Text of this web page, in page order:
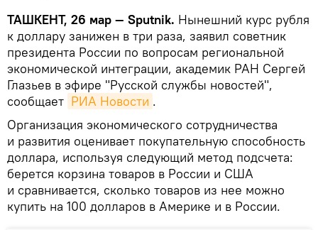
ТАШКЕНТ, 26 мар — Sputnik. Нынешний курс рубля
к доллару занижен в три раза, заявил советник
президента России по вопросам региональной
экономической интеграции, академик РАН Сергей
Глазьев в эфире "Русской службы новостей",
сообщает РИА Новости .
Организация экономического сотрудничества
и развития оценивает покупательную способность
доллара, используя следующий метод подсчета:
берется корзина товаров в России и США
и сравнивается, сколько товаров из нее можно
купить на 100 долларов в Америке и в России.